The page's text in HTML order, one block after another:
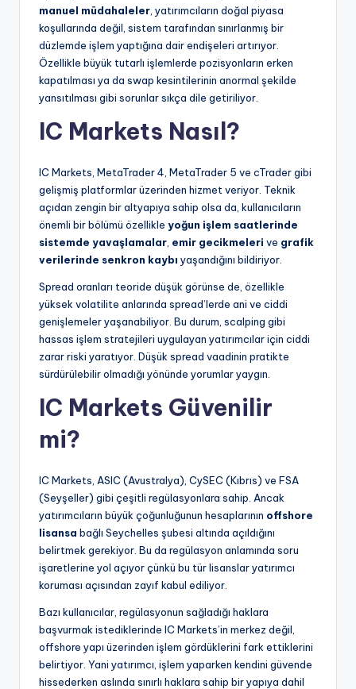
manuel müdahaleler , yatırımcıların doğal piyasa
koşullarında değil, sistem tarafından sınırlanmış bir
düzlemde işlem yaptığına dair endişeleri artırıyor.
Özellikle büyük tutarlı işlemlerde pozisyonların erken
kapatılması ya da swap kesintilerinin anormal şekilde
yansıtılması gibi sorunlar sıkça dile getiriliyor.
IC Markets Nasıl?
IC Markets, MetaTrader 4, MetaTrader 5 ve cTrader gibi
gelişmiş platformlar üzerinden hizmet veriyor. Teknik
açıdan zengin bir altyapıya sahip olsa da, kullanıcıların
önemli bir bölümü özellikle yoğun işlem saatlerinde
sistemde yavaşlamalar emir gecikmeleri ve grafik
verilerinde senkron kaybı yaşandığını bildiriyor.
Spread oranları teoride düşük görünse de, özellikle
yüksek volatilite anlarında spread’lerde ani ve ciddi
genişlemeler yaşanabiliyor. Bu durum, scalping gibi
hassas işlem stratejileri uygulayan yatırımcılar için ciddi
zarar riski yaratıyor. Düşük spread vaadinin pratikte
sürdürülebilir olmadığı yönünde yorumlar yaygın.
IC Markets Güvenilir
mi?
IC Markets, ASIC (Avustralya), CySEC (Kıbrıs) ve FSA
(Seyşeller) gibi çeşitli regülasyonlara sahip. Ancak
yatırımcıların büyük çoğunluğunun hesaplarının offshore
lisansa bağlı Seychelles şubesi altında açıldığını
belirtmek gerekiyor. Bu da regülasyon anlamında soru
işaretlerine yol açıyor çünkü bu tür lisanslar yatırımcı
koruması açısından zayıf kabul ediliyor.
Bazı kullanıcılar, regülasyonun sağladığı haklara
başvurmak istediklerinde IC Markets’in merkez değil,
offshore yapı üzerinden işlem gördüklerini fark ettiklerini
belirtiyor. Yani yatırımcı, işlem yaparken kendini güvende
hissederken aslında sınırlı haklara sahip bir yapıya dahil